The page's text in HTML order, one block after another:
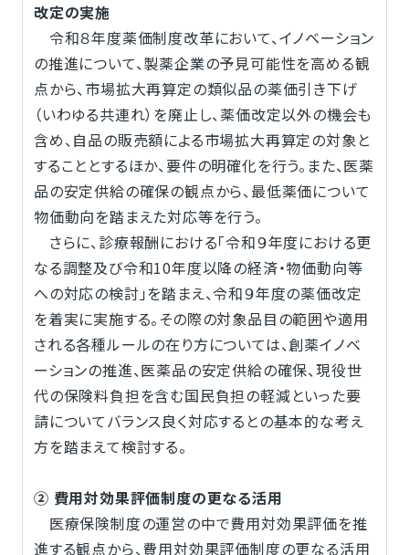
改定の実施
令和８年度薬価制度改革において、イノベーション
の推進について、製薬企業の予見可能性を高める観
点から、市場拡大再算定の類似品の薬価引き下げ
（いわゆる共連れ）を廃止し、薬価改定以外の機会も
含め、自品の販売額による市場拡大再算定の対象と
することとするほか、要件の明確化を行う。また、医薬
品の安定供給の確保の観点から、最低薬価について
物価動向を踏まえた対応等を行う。
さらに、診療報酬における「令和９年度における更
なる調整及び令和10年度以降の経済・物価動向等
への対応の検討」を踏まえ、令和９年度の薬価改定
を着実に実施する。その際の対象品目の範囲や適用
される各種ルールの在り方については、創薬イノベ
ーションの推進、医薬品の安定供給の確保、現役世
代の保険料負担を含む国民負担の軽減といった要
請についてバランス良く対応するとの基本的な考え
方を踏まえて検討する。
② 費用対効果評価制度の更なる活用
医療保険制度の運営の中で費用対効果評価を推
進する観点から、費用対効果評価制度の更なる活用